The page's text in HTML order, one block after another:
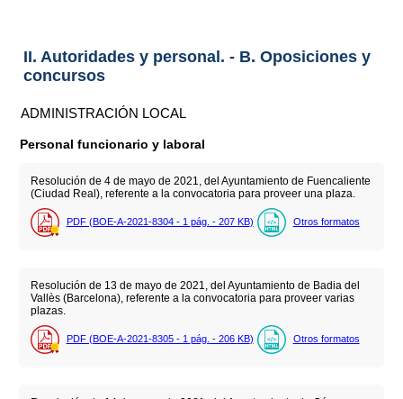
II. Autoridades y personal. - B. Oposiciones y
concursos
ADMINISTRACIÓN LOCAL
Personal funcionario y laboral
Resolución de 4 de mayo de 2021, del Ayuntamiento de Fuencaliente
(Ciudad Real), referente a la convocatoria para proveer una plaza.
PDF (BOE-A-2021-8304 - 1 pág. - 207 KB) Otros formatos
Resolución de 13 de mayo de 2021, del Ayuntamiento de Badia del
Vallès (Barcelona), referente a la convocatoria para proveer varias
plazas.
PDF (BOE-A-2021-8305 - 1 pág. - 206 KB) Otros formatos